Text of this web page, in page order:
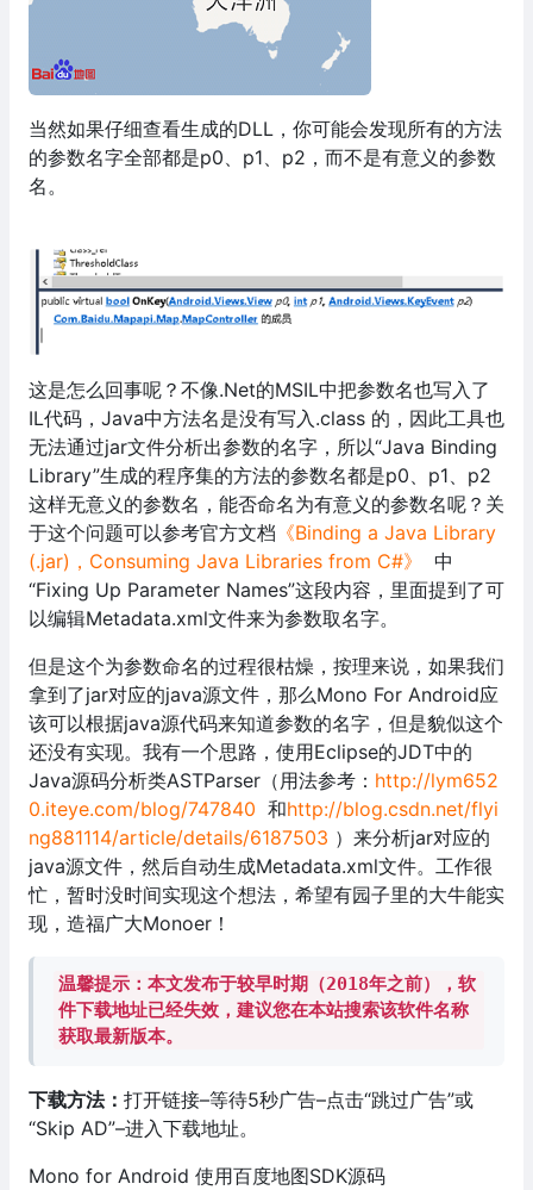
当然如果仔细查看生成的DLL，你可能会发现所有的方法
的参数名字全部都是p0、p1、p2，而不是有意义的参数
名。
这是怎么回事呢？不像.Net的MSIL中把参数名也写入了
IL代码，Java中方法名是没有写入.class 的，因此工具也
无法通过jar文件分析出参数的名字，所以“Java Binding
Library”生成的程序集的方法的参数名都是p0、p1、p2
这样无意义的参数名，能否命名为有意义的参数名呢？关
于这个问题可以参考官方文档 《Binding a Java Library
(.jar)，Consuming Java Libraries from C#》 中
“Fixing Up Parameter Names”这段内容，里面提到了可
以编辑Metadata.xml文件来为参数取名字。
但是这个为参数命名的过程很枯燥，按理来说，如果我们
拿到了jar对应的java源文件，那么Mono For Android应
该可以根据java源代码来知道参数的名字，但是貌似这个
还没有实现。我有一个思路，使用Eclipse的JDT中的
Java源码分析类ASTParser（用法参考： http://lym652
0.iteye.com/blog/747840 和http://blog.csdn.net/flyi
ng881114/article/details/6187503 ）来分析jar对应的
java源文件，然后自动生成Metadata.xml文件。工作很
忙，暂时没时间实现这个想法，希望有园子里的大牛能实
现，造福广大Monoer！
温馨提示：本文发布于较早时期（2018年之前），软
件下载地址已经失效，建议您在本站搜索该软件名称
获取最新版本。
下载方法： 打开链接–等待5秒广告–点击“跳过广告”或
“Skip AD”–进入下载地址。
Mono for Android 使用百度地图SDK源码